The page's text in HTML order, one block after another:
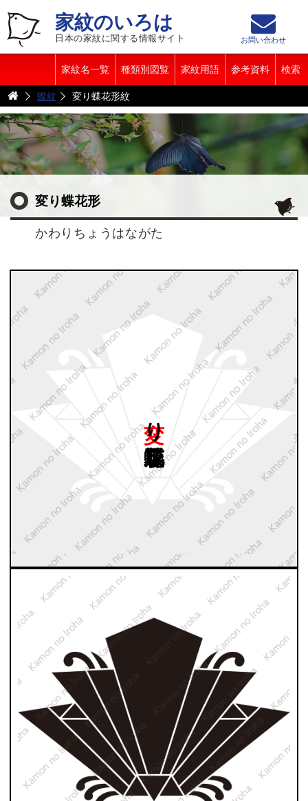
家紋のいろは
日本の家紋に関する情報サイト
家紋名一覧 種類別図覧 家紋用語 参考資料 検索
お問い合わせ
蝶紋 変り蝶花形紋
変り蝶花形
かわりちょうはながた
蝶花形